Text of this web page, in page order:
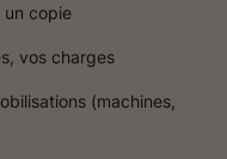
un copie
vos charges
(machines,